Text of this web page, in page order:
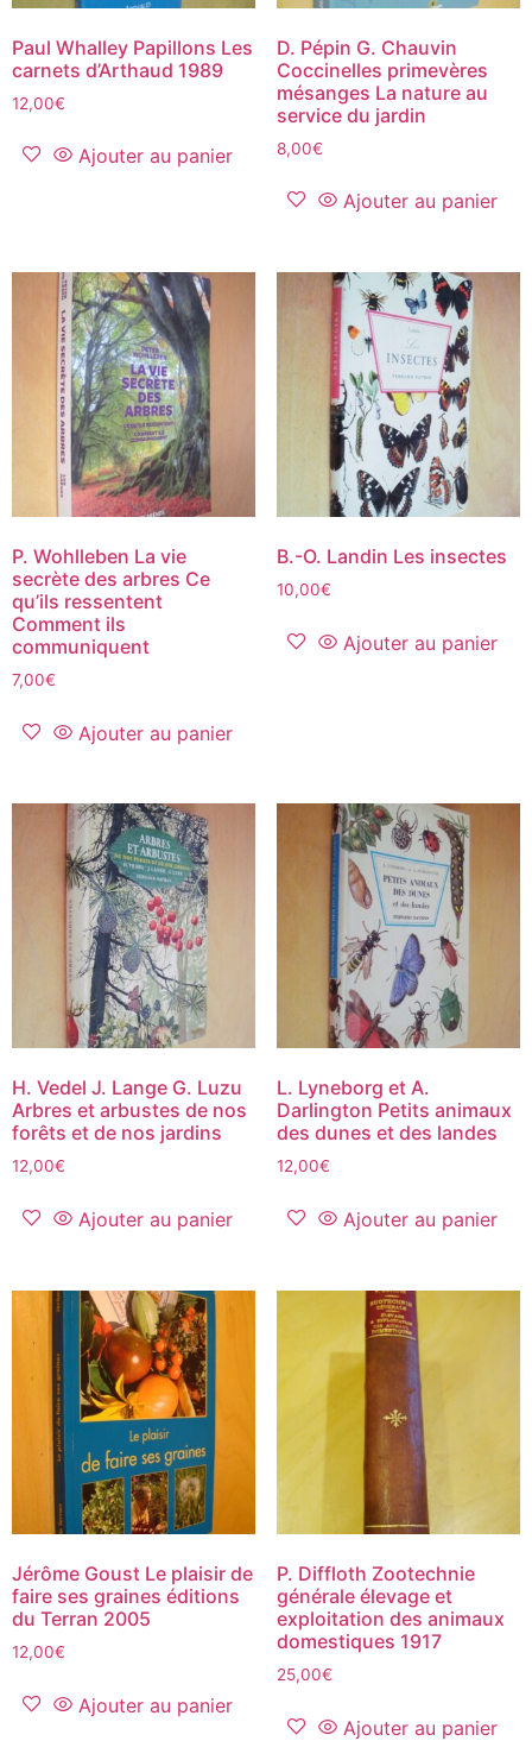
Paul Whalley Papillons Les
carnets d’Arthaud 1989
12,00€
Ajouter au panier
D. Pépin G. Chauvin
Coccinelles primevères
mésanges La nature au
service du jardin
8,00€
Ajouter au panier
P. Wohlleben La vie
secrète des arbres Ce
qu’ils ressentent
Comment ils
communiquent
7,00€
Ajouter au panier
B.-O. Landin Les insectes
10,00€
Ajouter au panier
H. Vedel J. Lange G. Luzu
Arbres et arbustes de nos
forêts et de nos jardins
12,00€
Ajouter au panier
L. Lyneborg et A.
Darlington Petits animaux
des dunes et des landes
12,00€
Ajouter au panier
Jérôme Goust Le plaisir de
faire ses graines éditions
du Terran 2005
12,00€
Ajouter au panier
P. Diffloth Zootechnie
générale élevage et
exploitation des animaux
domestiques 1917
25,00€
Ajouter au panier